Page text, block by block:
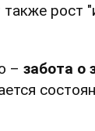
рост
– забота о